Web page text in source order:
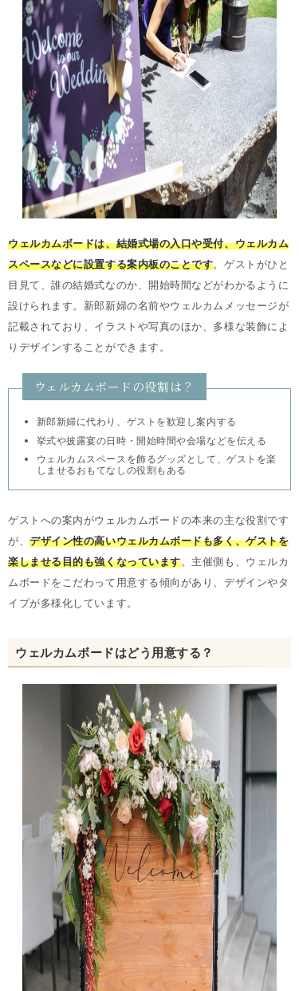
ウェルカムボードは、結婚式場の入口や受付、ウェルカム
スペースなどに設置する案内板のことです。ゲストがひと
目見て、誰の結婚式なのか、開始時間などがわかるように
設けられます。新郎新婦の名前やウェルカムメッセージが
記載されており、イラストや写真のほか、多様な装飾によ
りデザインすることができます。
ウェルカムボードの役割は？
新郎新婦に代わり、ゲストを歓迎し案内する
挙式や披露宴の日時・開始時間や会場などを伝える
ウェルカムスペースを飾るグッズとして、ゲストを楽
しませるおもてなしの役割もある
ゲストへの案内がウェルカムボードの本来の主な役割です
が、デザイン性の高いウェルカムボードも多く、ゲストを
楽しませる目的も強くなっています。主催側も、ウェルカ
ムボードをこだわって用意する傾向があり、デザインやタ
イプが多様化しています。
ウェルカムボードはどう用意する？